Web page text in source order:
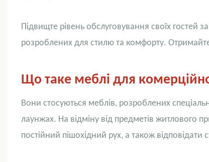
Підвищте рівень обслуговування своїх
розроблених для стилю та комфорту.
Що таке меблі для
Вони стосуються меблів, розроблених
лаунжах. На відміну від предметів житлового
постійний пішохідний рух, а також